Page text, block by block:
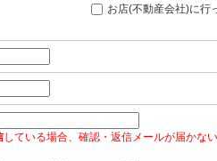
お店(不動産会社)に行
している場合、確認・返信メールが届かな